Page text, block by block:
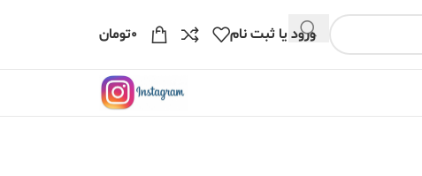
ورود یا ثبت نام ۰تومان